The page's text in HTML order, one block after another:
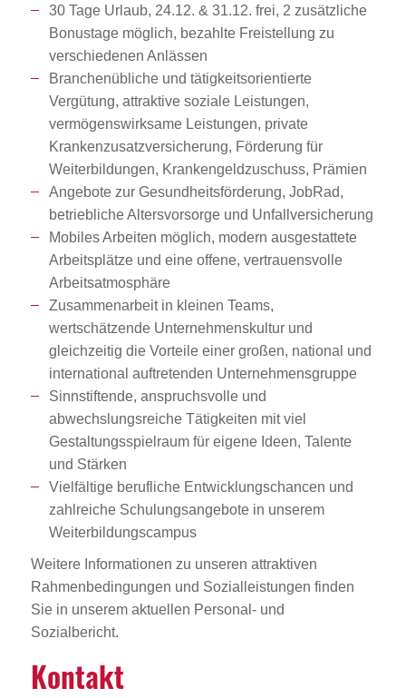
30 Tage Urlaub, 24.12. & 31.12. frei, 2 zusätzliche
Bonustage möglich, bezahlte Freistellung zu
verschiedenen Anlässen
Branchenübliche und tätigkeitsorientierte
Vergütung, attraktive soziale Leistungen,
vermögenswirksame Leistungen, private
Krankenzusatzversicherung, Förderung für
Weiterbildungen, Krankengeldzuschuss, Prämien
Angebote zur Gesundheitsförderung, JobRad,
betriebliche Altersvorsorge und Unfallversicherung
Mobiles Arbeiten möglich, modern ausgestattete
Arbeitsplätze und eine offene, vertrauensvolle
Arbeitsatmosphäre
Zusammenarbeit in kleinen Teams,
wertschätzende Unternehmenskultur und
gleichzeitig die Vorteile einer großen, national und
international auftretenden Unternehmensgruppe
Sinnstiftende, anspruchsvolle und
abwechslungsreiche Tätigkeiten mit viel
Gestaltungsspielraum für eigene Ideen, Talente
und Stärken
Vielfältige berufliche Entwicklungschancen und
zahlreiche Schulungsangebote in unserem
Weiterbildungscampus
Weitere Informationen zu unseren attraktiven
Rahmenbedingungen und Sozialleistungen finden
Sie in unserem aktuellen Personal- und
Sozialbericht.
Kontakt